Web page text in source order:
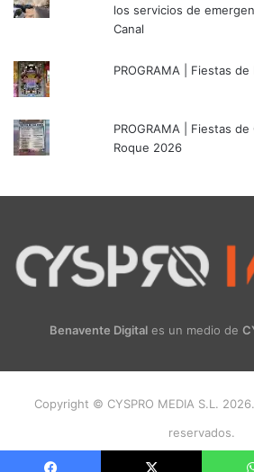
los servicios de
Canal
PROGRAMA | Fiestas
PROGRAMA | Fiestas
Roque 2026
Benavente Digital es un medio de
Copyright © CYSPRO MEDIA S.L.
reservados.